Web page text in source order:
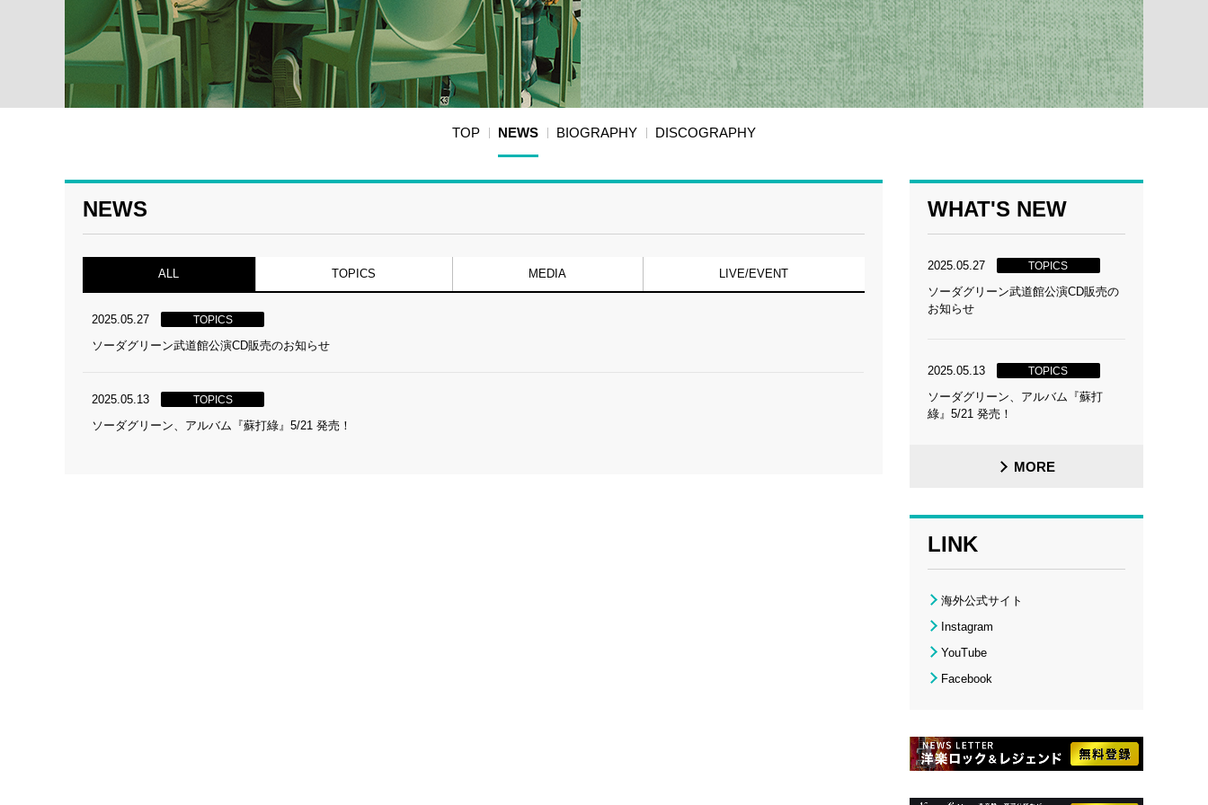
TOP NEWS BIOGRAPHY DISCOGRAPHY
NEWS
ALL TOPICS MEDIA LIVE/EVENT
2025.05.27 TOPICS
ソーダグリーン武道館公演CD販売のお知らせ
2025.05.13 TOPICS
ソーダグリーン、アルバム『蘇打綠』5/21 発売！
WHAT'S NEW
2025.05.27 TOPICS
ソーダグリーン武道館公演CD販売の
お知らせ
2025.05.13 TOPICS
ソーダグリーン、アルバム『蘇打
綠』5/21 発売！
MORE
LINK
海外公式サイト
Instagram
YouTube
Facebook